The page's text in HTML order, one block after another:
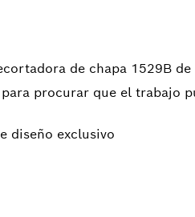
de chapa 1529B de
procurar que el trabajo
diseño exclusivo